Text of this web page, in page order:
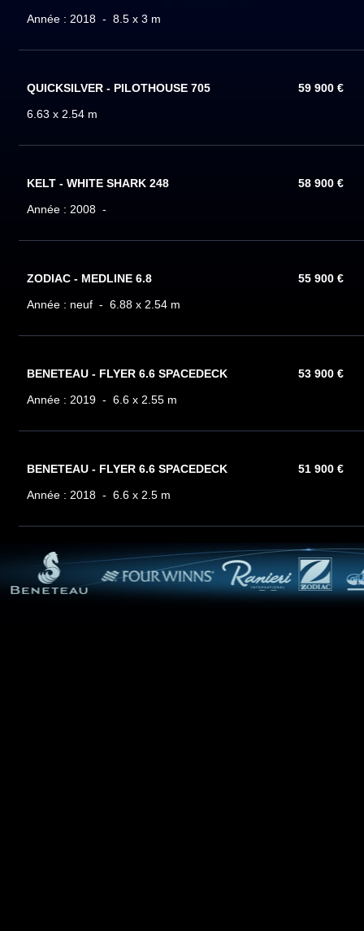
Année : 2018 - 8.5 x 3 m
QUICKSILVER - PILOTHOUSE 705
6.63 x 2.54 m
59 900 €
KELT - WHITE SHARK 248
Année : 2008 -
58 900 €
ZODIAC - MEDLINE 6.8
Année : neuf - 6.88 x 2.54 m
55 900 €
BENETEAU - FLYER 6.6 SPACEDECK
Année : 2019 - 6.6 x 2.55 m
53 900 €
BENETEAU - FLYER 6.6 SPACEDECK
Année : 2018 - 6.6 x 2.5 m
51 900 €